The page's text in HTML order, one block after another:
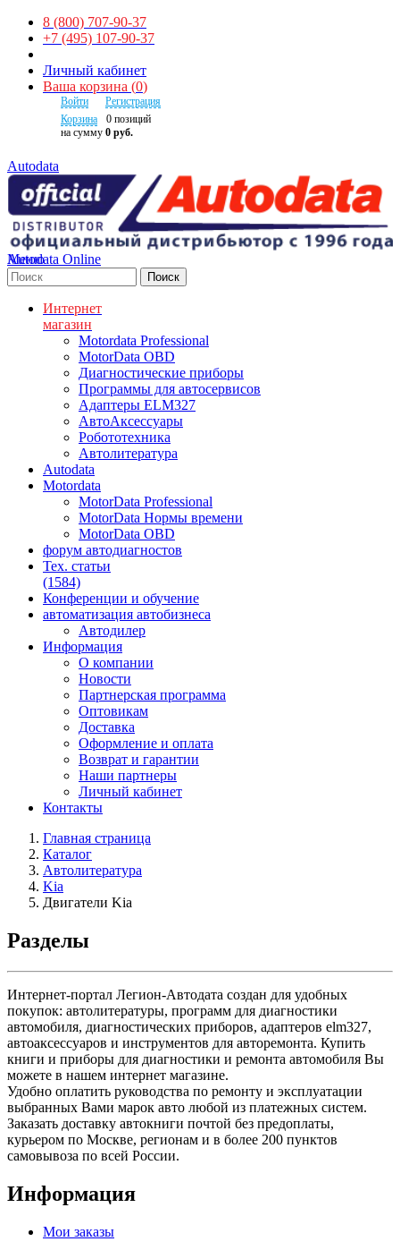
8 (800) 707-90-37
+7 (495) 107-90-37
Личный кабинет
Ваша корзина (0)
Войти
Регистрация
Корзина
0 позиций
на сумму 0 руб.
Autodata
Autodata Online
Меню
Поиск
Интернет
магазин
Motordata Professional
MotorData OBD
Диагностические приборы
Программы для автосервисов
Адаптеры ELM327
АвтоАксессуары
Робототехника
Автолитература
Autodata
Motordata
MotorData Professional
MotorData Нормы времени
MotorData OBD
форум автодиагностов
Тех. статьи
(1584)
Конференции и обучение
автоматизация автобизнеса
Автодилер
Информация
О компании
Новости
Партнерская программа
Оптовикам
Доставка
Оформление и оплата
Возврат и гарантии
Наши партнеры
Личный кабинет
Контакты
Главная страница
Каталог
Автолитература
Kia
Двигатели Kia
Разделы
Интернет-портал Легион-Автодата создан для удобных
покупок: автолитературы, программ для диагностики
автомобиля, диагностических приборов, адаптеров elm327,
автоаксессуаров и инструментов для авторемонта. Купить
книги и приборы для диагностики и ремонта автомобиля Вы
можете в нашем интернет магазине.
Удобно оплатить руководства по ремонту и эксплуатации
выбранных Вами марок авто любой из платежных систем.
Заказать доставку автокниги почтой без предоплаты,
курьером по Москве, регионам и в более 200 пунктов
самовывоза по всей России.
Информация
Мои заказы